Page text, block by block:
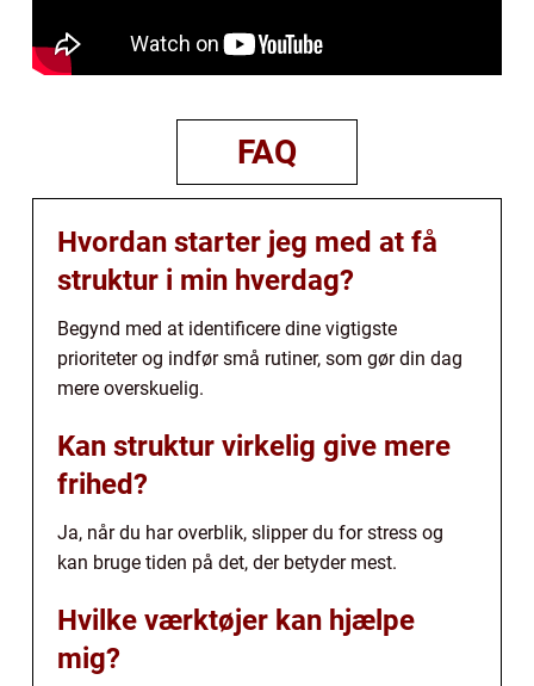
FAQ
Hvordan starter jeg med at få
struktur i min hverdag?
Begynd med at identificere dine vigtigste
prioriteter og indfør små rutiner, som gør din dag
mere overskuelig.
Kan struktur virkelig give mere
frihed?
Ja, når du har overblik, slipper du for stress og
kan bruge tiden på det, der betyder mest.
Hvilke værktøjer kan hjælpe
mig?